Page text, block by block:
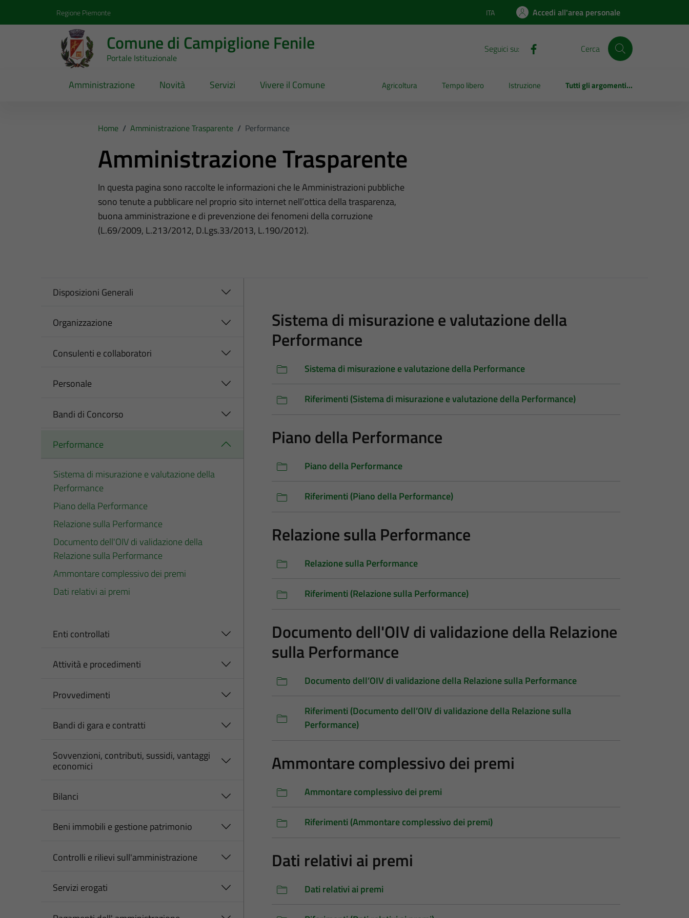
Regione Piemonte Lingua attiva:
ITA Accedi all'area personale
Comune di Campiglione Fenile
Portale Istituzionale
Seguici su: Cerca
Amministrazione Novità Servizi Vivere il Comune Agricoltura Tempo libero Istruzione Tutti gli argomenti...
Home / Amministrazione Trasparente / Performance
Amministrazione Trasparente
In questa pagina sono raccolte le informazioni che le Amministrazioni pubbliche
sono tenute a pubblicare nel proprio sito internet nell’ottica della trasparenza,
buona amministrazione e di prevenzione dei fenomeni della corruzione
(L.69/2009, L.213/2012, D.Lgs.33/2013, L.190/2012).
Disposizioni Generali
Organizzazione
Consulenti e collaboratori
Personale
Bandi di Concorso
Performance
Sistema di misurazione e valutazione della
Performance
Piano della Performance
Relazione sulla Performance
Documento dell'OIV di validazione della
Relazione sulla Performance
Ammontare complessivo dei premi
Dati relativi ai premi
Enti controllati
Attività e procedimenti
Provvedimenti
Bandi di gara e contratti
Sovvenzioni, contributi, sussidi, vantaggi
economici
Bilanci
Beni immobili e gestione patrimonio
Controlli e rilievi sull'amministrazione
Servizi erogati
Sistema di misurazione e valutazione della
Performance
Sistema di misurazione e valutazione della Performance
Riferimenti (Sistema di misurazione e valutazione della Performance)
Piano della Performance
Piano della Performance
Riferimenti (Piano della Performance)
Relazione sulla Performance
Relazione sulla Performance
Riferimenti (Relazione sulla Performance)
Documento dell'OIV di validazione della Relazione
sulla Performance
Documento dell’OIV di validazione della Relazione sulla Performance
Riferimenti (Documento dell’OIV di validazione della Relazione sulla
Performance)
Ammontare complessivo dei premi
Ammontare complessivo dei premi
Riferimenti (Ammontare complessivo dei premi)
Dati relativi ai premi
Dati relativi ai premi